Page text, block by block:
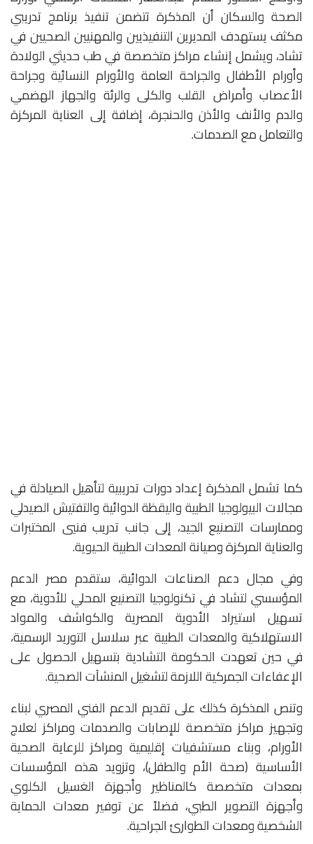
الصحة والسكان أن المذكرة تتضمن تنفيذ برنامج تدريبي
مكثف يستهدف المديرين التنفيذيين والمهنيين الصحيين في
تشاد، ويشمل إنشاء مراكز متخصصة في طب حديثي الولادة
وأورام الأطفال والجراحة العامة والأورام النسائية وجراحة
الأعصاب وأمراض القلب والكلى والرئة والجهاز الهضمي
والدم والأنف والأذن والحنجرة، إضافة إلى العناية المركزة
والتعامل مع الصدمات.
كما تشمل المذكرة إعداد دورات تدريبية لتأهيل الصيادلة في
مجالات البيولوجيا الطبية واليقظة الدوائية والتفتيش الصيدلي
وممارسات التصنيع الجيد، إلى جانب تدريب فنيي المختبرات
والعناية المركزة وصيانة المعدات الطبية الحيوية.
وفي مجال دعم الصناعات الدوائية، ستقدم مصر الدعم
المؤسسي لتشاد في تكنولوجيا التصنيع المحلي للأدوية، مع
تسهيل استيراد الأدوية المصرية والكواشف والمواد
الاستهلاكية والمعدات الطبية عبر سلاسل التوريد الرسمية،
في حين تعهدت الحكومة التشادية بتسهيل الحصول على
الإعفاءات الجمركية اللازمة لتشغيل المنشآت الصحية.
وتنص المذكرة كذلك على تقديم الدعم الفني المصري لبناء
وتجهيز مراكز متخصصة للإصابات والصدمات ومراكز لعلاج
الأورام، وبناء مستشفيات إقليمية ومراكز للرعاية الصحية
الأساسية (صحة الأم والطفل)، وتزويد هذه المؤسسات
بمعدات متخصصة كالمناظير وأجهزة الغسيل الكلوي
وأجهزة التصوير الطبي، فضلاً عن توفير معدات الحماية
الشخصية ومعدات الطوارئ الجراحية.